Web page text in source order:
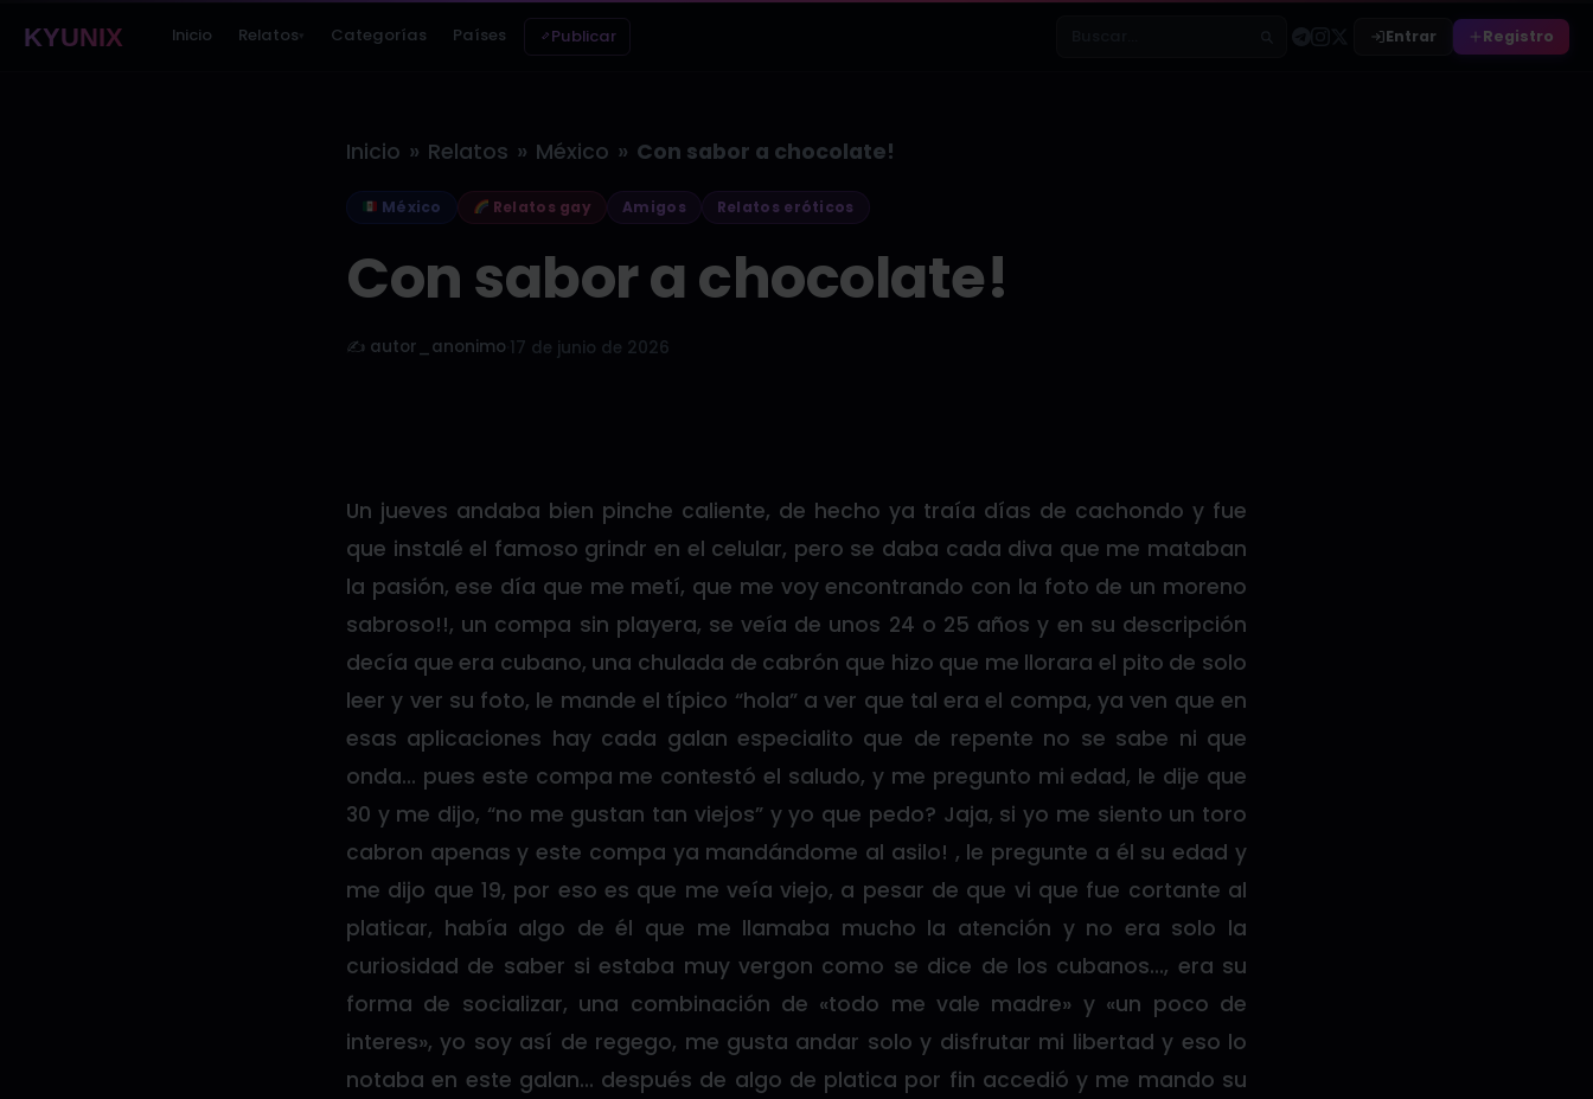
KYUNIX Inicio Relatos▾ Categorías Países Publicar Entrar Registro
Inicio » Relatos » México » Con sabor a chocolate!
México Relatos gay Amigos Relatos eróticos
Con sabor a chocolate!
✍️ autor_anonimo 17 de junio de 2026
Un jueves andaba bien pinche caliente, de hecho ya traía días de cachondo y fue
que instalé el famoso grindr en el celular, pero se daba cada diva que me mataban
la pasión, ese día que me metí, que me voy encontrando con la foto de un moreno
sabroso!!, un compa sin playera, se veía de unos 24 o 25 años y en su descripción
decía que era cubano, una chulada de cabrón que hizo que me llorara el pito de solo
leer y ver su foto, le mande el típico “hola” a ver que tal era el compa, ya ven que en
esas aplicaciones hay cada galan especialito que de repente no se sabe ni que
onda… pues este compa me contestó el saludo, y me pregunto mi edad, le dije que
30 y me dijo, “no me gustan tan viejos” y yo que pedo? Jaja, si yo me siento un toro
cabron apenas y este compa ya mandándome al asilo! , le pregunte a él su edad y
me dijo que 19, por eso es que me veía viejo, a pesar de que vi que fue cortante al
platicar, había algo de él que me llamaba mucho la atención y no era solo la
curiosidad de saber si estaba muy vergon como se dice de los cubanos…, era su
forma de socializar, una combinación de «todo me vale madre» y «un poco de
interes», yo soy así de regego, me gusta andar solo y disfrutar mi libertad y eso lo
notaba en este galan… después de algo de platica por fin accedió y me mando su